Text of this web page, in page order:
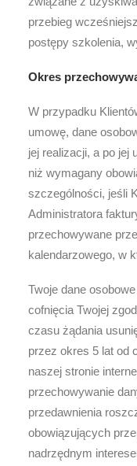
przebieg
postępy szkolenia,
Okres
W przypadku
umowę, dane
jej realizacji, a po jej
niż wymagany
szczególności, jeśli
Administratora
przechowywane
kalendarzowego, w
Twoje dane
cofnięcia Twojej
czasu żądania
przez okres 5 lat od
naszej stronie
przechowywanie
przedawnienia
obowiązujących
nadrzędnym